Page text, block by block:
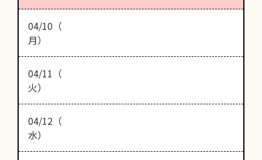
04/10（
月）
04/11（
火）
04/12（
水）